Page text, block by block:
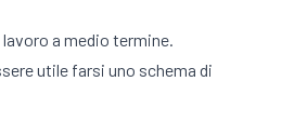
a medio termine.
utile farsi uno schema di